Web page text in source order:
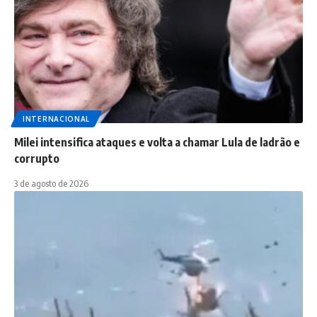
INTERNACIONAL
Milei intensifica ataques e volta a chamar Lula de ladrão e
corrupto
3 de agosto de 2026